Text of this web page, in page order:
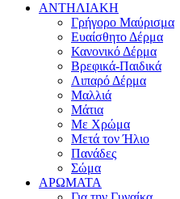
ΑΝΤΗΛΙΑΚΗ
Γρήγορο Μαύρισμα
Ευαίσθητο Δέρμα
Κανονικό Δέρμα
Βρεφικά-Παιδικά
Λιπαρό Δέρμα
Μαλλιά
Μάτια
Με Χρώμα
Μετά τον Ήλιο
Πανάδες
Σώμα
ΑΡΩΜΑΤΑ